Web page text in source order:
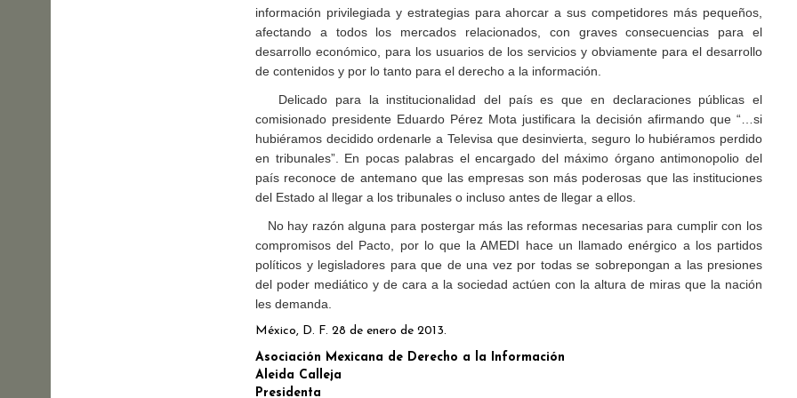
información privilegiada y estrategias para ahorcar a sus competidores más pequeños,
afectando a todos los mercados relacionados, con graves consecuencias para el
desarrollo económico, para los usuarios de los servicios y obviamente para el desarrollo
de contenidos y por lo tanto para el derecho a la información.
Delicado para la institucionalidad del país es que en declaraciones públicas el
comisionado presidente Eduardo Pérez Mota justificara la decisión afirmando que “…si
hubiéramos decidido ordenarle a Televisa que desinvierta, seguro lo hubiéramos perdido
en tribunales”. En pocas palabras el encargado del máximo órgano antimonopolio del
país reconoce de antemano que las empresas son más poderosas que las instituciones
del Estado al llegar a los tribunales o incluso antes de llegar a ellos.
No hay razón alguna para postergar más las reformas necesarias para cumplir con los
compromisos del Pacto, por lo que la AMEDI hace un llamado enérgico a los partidos
políticos y legisladores para que de una vez por todas se sobrepongan a las presiones
del poder mediático y de cara a la sociedad actúen con la altura de miras que la nación
les demanda.
México, D. F. 28 de enero de 2013.
Asociación Mexicana de Derecho a la Información
Aleida Calleja
Presidenta